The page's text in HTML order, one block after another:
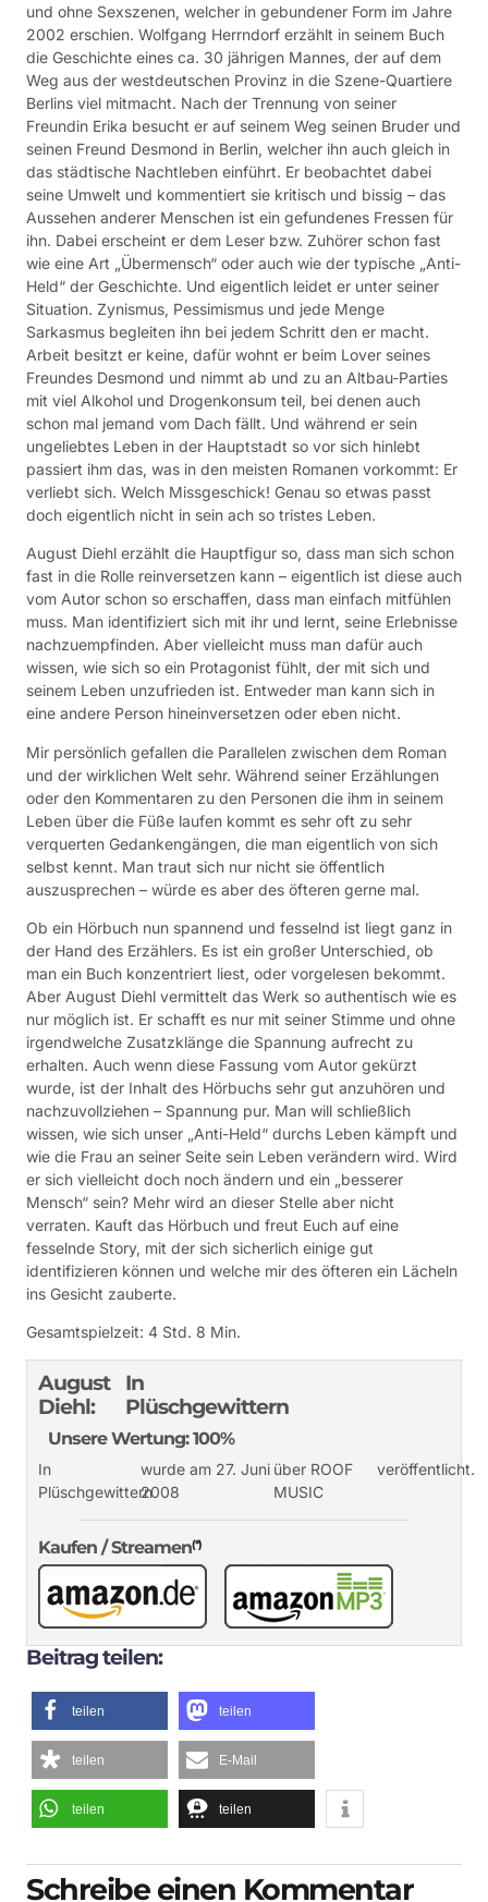
und ohne Sexszenen, welcher in gebundener Form im Jahre
2002 erschien. Wolfgang Herrndorf erzählt in seinem Buch
die Geschichte eines ca. 30 jährigen Mannes, der auf dem
Weg aus der westdeutschen Provinz in die Szene-Quartiere
Berlins viel mitmacht. Nach der Trennung von seiner
Freundin Erika besucht er auf seinem Weg seinen Bruder und
seinen Freund Desmond in Berlin, welcher ihn auch gleich in
das städtische Nachtleben einführt. Er beobachtet dabei
seine Umwelt und kommentiert sie kritisch und bissig – das
Aussehen anderer Menschen ist ein gefundenes Fressen für
ihn. Dabei erscheint er dem Leser bzw. Zuhörer schon fast
wie eine Art „Übermensch“ oder auch wie der typische „Anti-
Held“ der Geschichte. Und eigentlich leidet er unter seiner
Situation. Zynismus, Pessimismus und jede Menge
Sarkasmus begleiten ihn bei jedem Schritt den er macht.
Arbeit besitzt er keine, dafür wohnt er beim Lover seines
Freundes Desmond und nimmt ab und zu an Altbau-Parties
mit viel Alkohol und Drogenkonsum teil, bei denen auch
schon mal jemand vom Dach fällt. Und während er sein
ungeliebtes Leben in der Hauptstadt so vor sich hinlebt
passiert ihm das, was in den meisten Romanen vorkommt: Er
verliebt sich. Welch Missgeschick! Genau so etwas passt
doch eigentlich nicht in sein ach so tristes Leben.
August Diehl erzählt die Hauptfigur so, dass man sich schon
fast in die Rolle reinversetzen kann – eigentlich ist diese auch
vom Autor schon so erschaffen, dass man einfach mitfühlen
muss. Man identifiziert sich mit ihr und lernt, seine Erlebnisse
nachzuempfinden. Aber vielleicht muss man dafür auch
wissen, wie sich so ein Protagonist fühlt, der mit sich und
seinem Leben unzufrieden ist. Entweder man kann sich in
eine andere Person hineinversetzen oder eben nicht.
Mir persönlich gefallen die Parallelen zwischen dem Roman
und der wirklichen Welt sehr. Während seiner Erzählungen
oder den Kommentaren zu den Personen die ihm in seinem
Leben über die Füße laufen kommt es sehr oft zu sehr
verquerten Gedankengängen, die man eigentlich von sich
selbst kennt. Man traut sich nur nicht sie öffentlich
auszusprechen – würde es aber des öfteren gerne mal.
Ob ein Hörbuch nun spannend und fesselnd ist liegt ganz in
der Hand des Erzählers. Es ist ein großer Unterschied, ob
man ein Buch konzentriert liest, oder vorgelesen bekommt.
Aber August Diehl vermittelt das Werk so authentisch wie es
nur möglich ist. Er schafft es nur mit seiner Stimme und ohne
irgendwelche Zusatzklänge die Spannung aufrecht zu
erhalten. Auch wenn diese Fassung vom Autor gekürzt
wurde, ist der Inhalt des Hörbuchs sehr gut anzuhören und
nachzuvollziehen – Spannung pur. Man will schließlich
wissen, wie sich unser „Anti-Held“ durchs Leben kämpft und
wie die Frau an seiner Seite sein Leben verändern wird. Wird
er sich vielleicht doch noch ändern und ein „besserer
Mensch“ sein? Mehr wird an dieser Stelle aber nicht
verraten. Kauft das Hörbuch und freut Euch auf eine
fesselnde Story, mit der sich sicherlich einige gut
identifizieren können und welche mir des öfteren ein Lächeln
ins Gesicht zauberte.
Gesamtspielzeit: 4 Std. 8 Min.
August
Diehl:
In
Plüschgewittern
Unsere Wertung: 100%
In
Plüschgewittern
wurde am 27. Juni
2008
über ROOF
MUSIC
veröffentlicht.
Kaufen / Streamen(*)
Beitrag teilen:
teilen teilen
teilen E-Mail
teilen teilen
Schreibe einen Kommentar